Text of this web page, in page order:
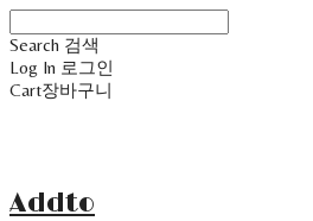
Search 검색
Log In 로그인
Cart장바구니
Addto